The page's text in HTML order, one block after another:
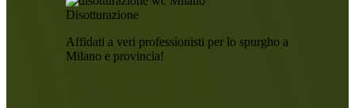
Disotturazione
Affidati a veri professionisti per lo spurgho a
Milano e provincia!